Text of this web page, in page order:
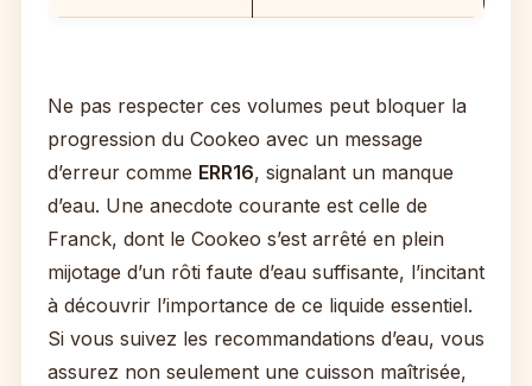
Ne pas respecter ces volumes peut bloquer la
progression du Cookeo avec un message
d’erreur comme ERR16, signalant un manque
d’eau. Une anecdote courante est celle de
Franck, dont le Cookeo s’est arrêté en plein
mijotage d’un rôti faute d’eau suffisante, l’incitant
à découvrir l’importance de ce liquide essentiel.
Si vous suivez les recommandations d’eau, vous
assurez non seulement une cuisson maîtrisée,